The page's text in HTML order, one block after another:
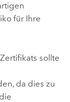
für Ihre
sollte
da dies zu